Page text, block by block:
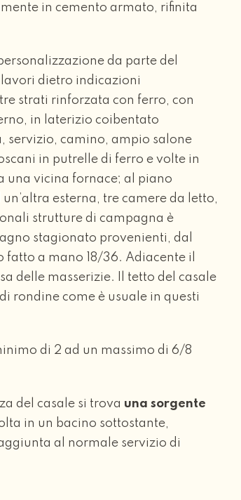
in cemento armato, rifinita
da parte del
dietro indicazioni
strati rinforzata con ferro, con
in laterizio coibentato
servizio, camino, ampio salone
in putrelle di ferro e volte in
una vicina fornace; al piano
esterna, tre camere da letto,
strutture di campagna è
stagionato provenienti, dal
a mano 18/36. Adiacente il
delle masserizie. Il tetto del casale
rondine come è usuale in questi
di 2 ad un massimo di 6/8
del casale si trova una sorgente
in un bacino sottostante,
al normale servizio di